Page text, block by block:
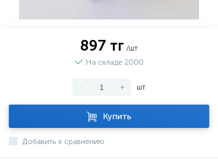
897 тг /шт
На складе 2000
- + шт
Купить
Добавить к сравнению